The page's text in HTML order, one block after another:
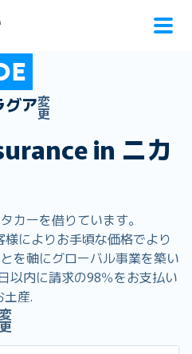
グア変
更
in ニカ
カーを借りています。
様によりお手頃な価格でより
を軸にグローバル事業を築い
以内に請求の98％をお支払い
土産.
変
更